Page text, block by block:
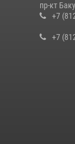
пр-кт
+7
+7